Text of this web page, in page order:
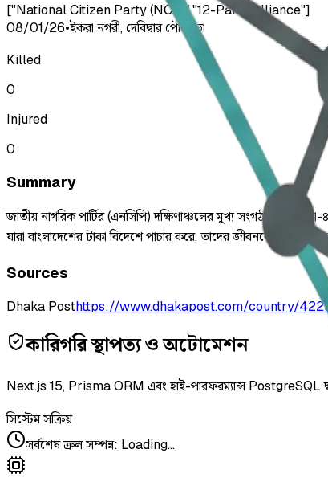
["National Citizen Party (NCP)","12-Party Alliance"]
08/01/26•ইকরা নগরী, দেবিদ্বার পৌরসভা
Killed
0
Injured
0
Summary
জাতীয় নাগরিক পার্টির (এনসিপি) দক্ষিণাঞ্চলের মুখ্য সংগঠক ও
যারা বাংলাদেশের টাকা বিদেশে পাচার করে, তাদের জীবনকে নরক
Sources
Dhaka Posthttps://www.dhakapost.com/country/
কারিগরি স্থাপত্য ও অটোমেশন
Next.js 15, Prisma ORM এবং হাই-পারফরম্যান্স PostgreSQL
সিস্টেম সক্রিয়
সর্বশেষ ক্রল সম্পন্ন: Loading...